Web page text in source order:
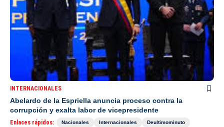
INTERNACIONALES
Abelardo de la Espriella anuncia proceso contra la
corrupción y exalta labor de vicepresidente
Enlaces rápidos: Nacionales Internacionales
Deultimominuto